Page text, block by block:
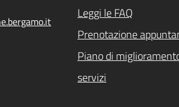
Leggi le FAQ
Prenotazione
Piano di
servizi